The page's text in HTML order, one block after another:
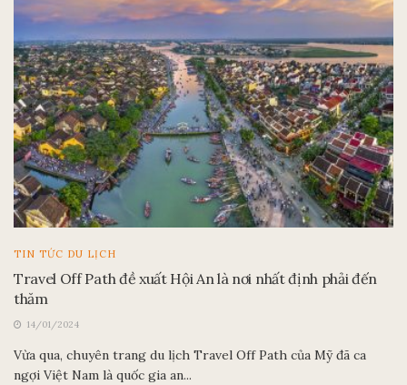
TIN TỨC DU LỊCH
Travel Off Path đề xuất Hội An là nơi nhất định phải đến
thăm
14/01/2024
Vừa qua, chuyên trang du lịch Travel Off Path của Mỹ đã ca
ngợi Việt Nam là quốc gia an...